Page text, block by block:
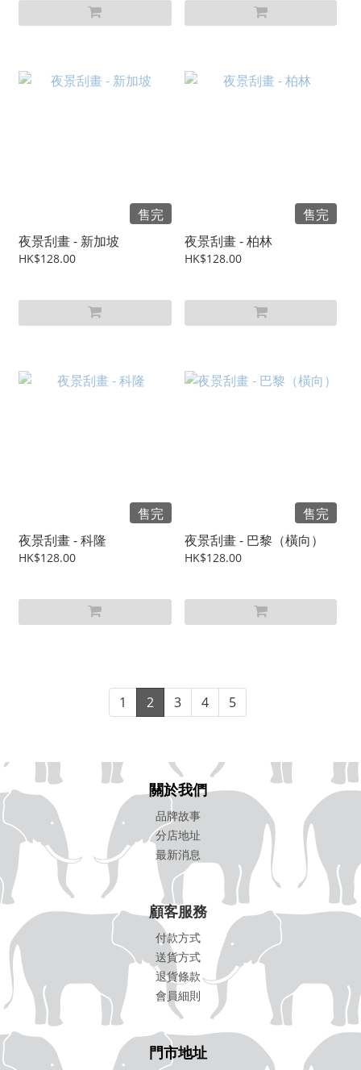
售完
夜景刮畫 - 新加坡
HK$128.00
售完
夜景刮畫 - 柏林
HK$128.00
售完
夜景刮畫 - 科隆
HK$128.00
售完
夜景刮畫 - 巴黎（橫向）
HK$128.00
1 2 3 4 5
關於我們
品牌故事
分店地址
最新消息
顧客服務
付款方式
送貨方式
退貨條款
會員細則
門市地址